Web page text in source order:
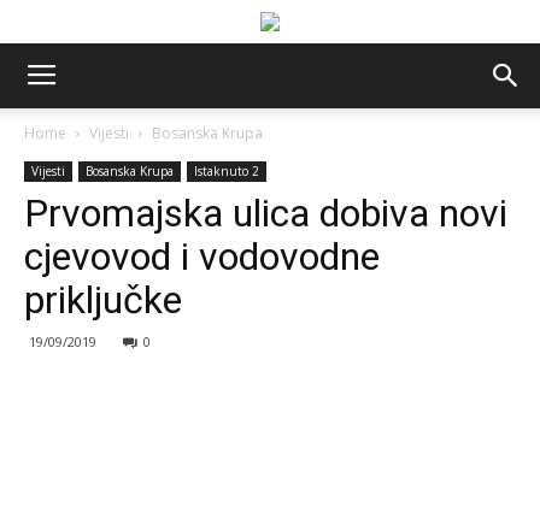
Home Vijesti Bosanska Krupa
Vijesti Bosanska Krupa Istaknuto 2
Prvomajska ulica dobiva novi
cjevovod i vodovodne
priključke
19/09/2019 0